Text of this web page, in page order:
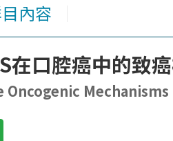
內容
在口腔癌中的致